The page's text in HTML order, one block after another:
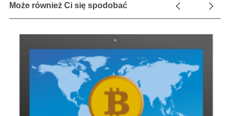
Może również Ci się spodobać